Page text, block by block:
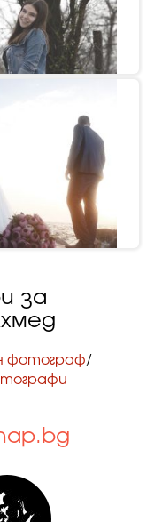
за
фотограф/